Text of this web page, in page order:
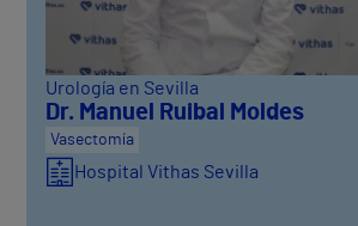
Urología en Sevilla
Dr. Manuel Ruibal Moldes
Vasectomía
Hospital Vithas Sevilla